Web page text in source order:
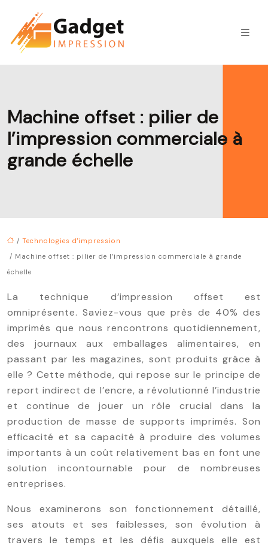
Machine offset : pilier de
l’impression commerciale à
grande échelle
/ Technologies d'impression
/ Machine offset : pilier de l’impression commerciale à grande
échelle
La technique d’impression offset est
omniprésente. Saviez-vous que près de 40% des
imprimés que nous rencontrons quotidiennement,
des journaux aux emballages alimentaires, en
passant par les magazines, sont produits grâce à
elle ? Cette méthode, qui repose sur le principe de
report indirect de l’encre, a révolutionné l’industrie
et continue de jouer un rôle crucial dans la
production de masse de supports imprimés. Son
efficacité et sa capacité à produire des volumes
importants à un coût relativement bas en font une
solution incontournable pour de nombreuses
entreprises.
Nous examinerons son fonctionnement détaillé,
ses atouts et ses faiblesses, son évolution à
travers le temps et les défis auxquels elle est